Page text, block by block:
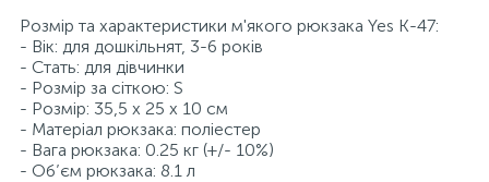
Розмір та характеристики м'якого рюкзака Yes К-47:
- Вік: для дошкільнят, 3-6 років
- Стать: для дівчинки
- Розмір за сіткою: S
- Розмір: 35,5 х 25 х 10 см
- Матеріал рюкзака: поліестер
- Вага рюкзака: 0.25 кг (+/- 10%)
- Об’єм рюкзака: 8.1 л